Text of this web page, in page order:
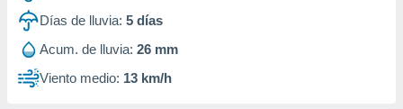
de
1199
Días de lluvia: 5 días
Acum. de lluvia: 26 mm
Viento medio: 13 km/h